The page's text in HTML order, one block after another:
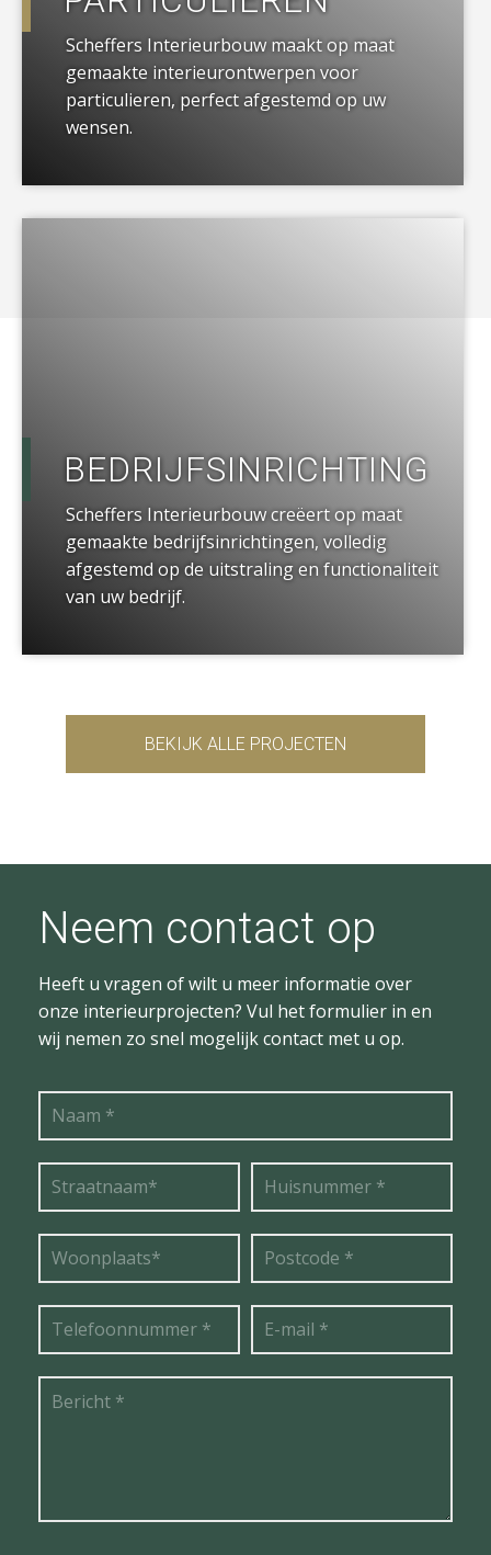
Scheffers Interieurbouw maakt op maat
gemaakte interieurontwerpen voor
particulieren, perfect afgestemd op uw
wensen.
BEDRIJFSINRICHTING
Scheffers Interieurbouw creëert op maat
gemaakte bedrijfsinrichtingen, volledig
afgestemd op de uitstraling en functionaliteit
van uw bedrijf.
BEKIJK ALLE PROJECTEN
Neem contact op
Heeft u vragen of wilt u meer informatie over
onze interieurprojecten? Vul het formulier in en
wij nemen zo snel mogelijk contact met u op.